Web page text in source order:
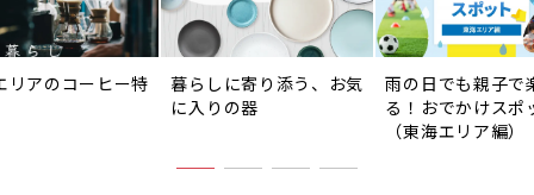
リアのコーヒー特
暮らしに寄り添う、お気
に入りの器
雨の日でも親子で
る！おでかけスポ
（東海エリア編）